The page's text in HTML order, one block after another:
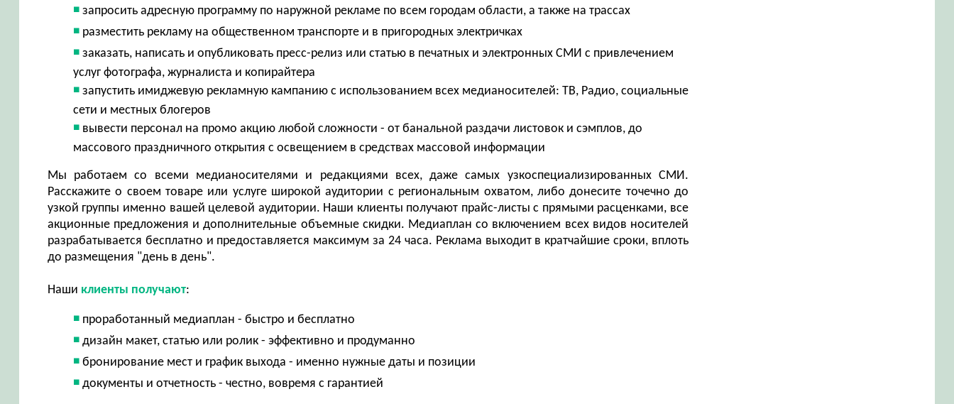
запросить адресную программу по наружной рекламе по всем городам области, а также на трассах
разместить рекламу на общественном транспорте и в пригородных электричках
заказать, написать и опубликовать пресс-релиз или статью в печатных и электронных СМИ с привлечением
услуг фотографа, журналиста и копирайтера
запустить имиджевую рекламную кампанию с использованием всех медианосителей: ТВ, Радио, социальные
сети и местных блогеров
вывести персонал на промо акцию любой сложности - от банальной раздачи листовок и сэмплов, до
массового праздничного открытия с освещением в средствах массовой информации
Мы работаем со всеми медианосителями и редакциями всех, даже самых узкоспециализированных СМИ.
Расскажите о своем товаре или услуге широкой аудитории с региональным охватом, либо донесите точечно до
узкой группы именно вашей целевой аудитории. Наши клиенты получают прайс-листы с прямыми расценками, все
акционные предложения и дополнительные объемные скидки. Медиаплан со включением всех видов носителей
разрабатывается бесплатно и предоставляется максимум за 24 часа. Реклама выходит в кратчайшие сроки, вплоть
до размещения "день в день".
Наши клиенты получают:
проработанный медиаплан - быстро и бесплатно
дизайн макет, статью или ролик - эффективно и продуманно
бронирование мест и график выхода - именно нужные даты и позиции
документы и отчетность - честно, вовремя с гарантией